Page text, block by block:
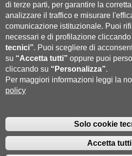
Segui DISPI
P.IVA 00273530527 | C.F. 80002070524 |
Pec: Posta Elettronica Certificata|
- URP - Ufficio
di terze parti, per garantire la
analizzare il traffico e misurare
comunicazione istituzionale. Puoi
necessari e di profilazione cliccando
tecnici”. Puoi scegliere di
su “Accetta tutti” oppure puoi
cliccando su “Personalizza”.
Per maggiori informazioni leggi la
policy
Solo cookie
Accetta tutti